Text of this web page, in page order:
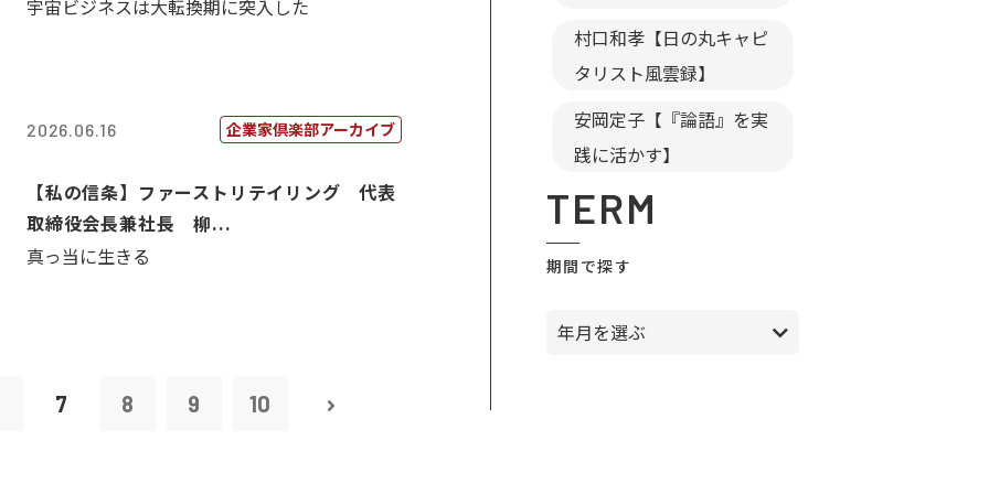
宇宙ビジネスは大転換期に突入した
2026.06.16 企業家倶楽部アーカイブ
【私の信条】ファーストリテイリング 代表
取締役会長兼社長 柳...
真っ当に生きる
7 8 9 10
村口和孝【日の丸キャピ
タリスト風雲録】
安岡定子【『論語』を実
践に活かす】
TERM
期間で探す
年月を選ぶ